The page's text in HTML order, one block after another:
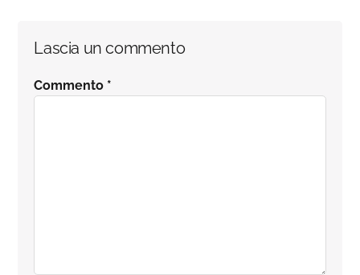
Interazioni
del
Lascia un commento
Commento *